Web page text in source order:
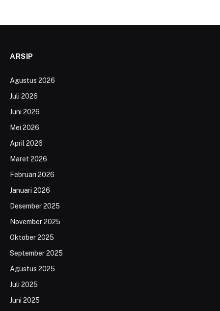
ARSIP
Agustus 2026
Juli 2026
Juni 2026
Mei 2026
April 2026
Maret 2026
Februari 2026
Januari 2026
Desember 2025
November 2025
Oktober 2025
September 2025
Agustus 2025
Juli 2025
Juni 2025